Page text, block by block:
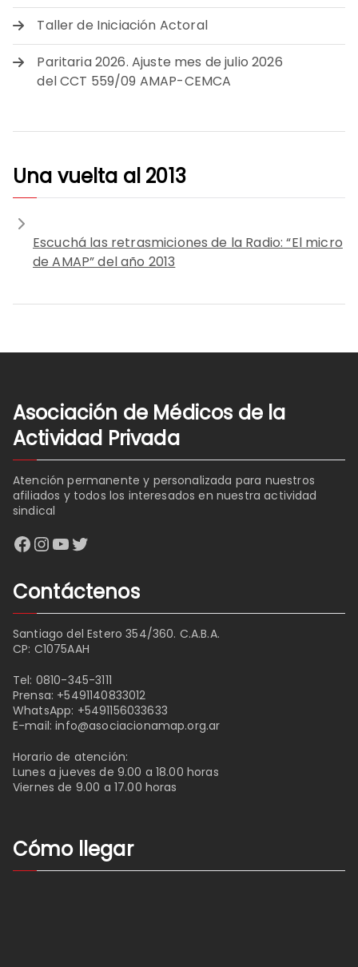
Taller de Iniciación Actoral
Paritaria 2026. Ajuste mes de julio 2026
del CCT 559/09 AMAP-CEMCA
Una vuelta al 2013
Escuchá las retrasmiciones de la Radio: “El micro
de AMAP” del año 2013
Asociación de Médicos de la
Actividad Privada
Atención permanente y personalizada para nuestros
afiliados y todos los interesados en nuestra actividad
sindical
Facebook
Instagram
YouTube
Twitter
Contáctenos
Santiago del Estero 354/360. C.A.B.A.
CP: C1075AAH
Tel: 0810-345-3111
Prensa: +5491140833012
WhatsApp: +5491156033633
E-mail:info@asociacionamap.org.ar
Horario de atención:
Lunes a jueves de 9.00 a 18.00 horas
Viernes de 9.00 a 17.00 horas
Cómo llegar